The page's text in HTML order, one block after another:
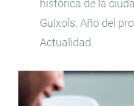
histórica de la
Guíxols. Año del
Actualidad.